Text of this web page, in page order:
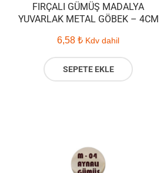
FIRÇALI GÜMÜŞ MADALYA
YUVARLAK METAL GÖBEK – 4CM
6,58 ₺ Kdv dahil
SEPETE EKLE